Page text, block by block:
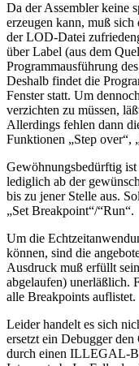
Da der Assembler keine
erzeugen kann, muß
der LOD-Datei
über Label (aus dem
Programmausführung
Deshalb findet die
Fenster statt. Um
verzichten zu müssen,
Allerdings fehlen dann
Funktionen „Step over“,
Gewöhnungsbedürftig
lediglich ab der
bis zu jener Stelle aus.
„Set Breakpoint“/“Run“.
Um die
können, sind die
Ausdruck muß erfüllt
abgelaufen) unerläßlich.
alle Breakpoints auflistet.
Leider handelt es sich
ersetzt ein Debugger
durch einen ILLEGAL-